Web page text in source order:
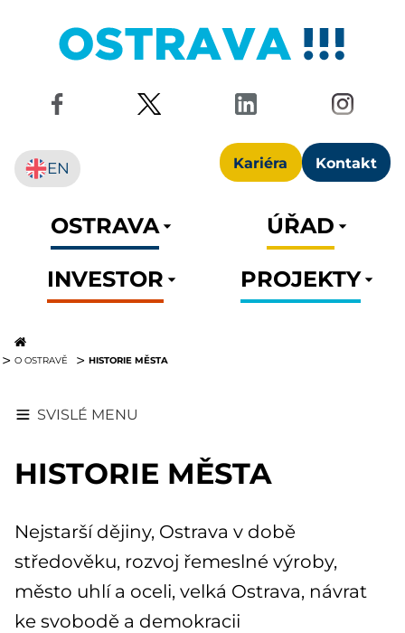
Kariéra Kontakt
EN
OSTRAVA
ÚŘAD
INVESTOR
PROJEKTY
O OSTRAVĚ HISTORIE MĚSTA
SVISLÉ MENU
HISTORIE MĚSTA
Nejstarší dějiny, Ostrava v době
středověku, rozvoj řemeslné výroby,
město uhlí a oceli, velká Ostrava, návrat
ke svobodě a demokracii